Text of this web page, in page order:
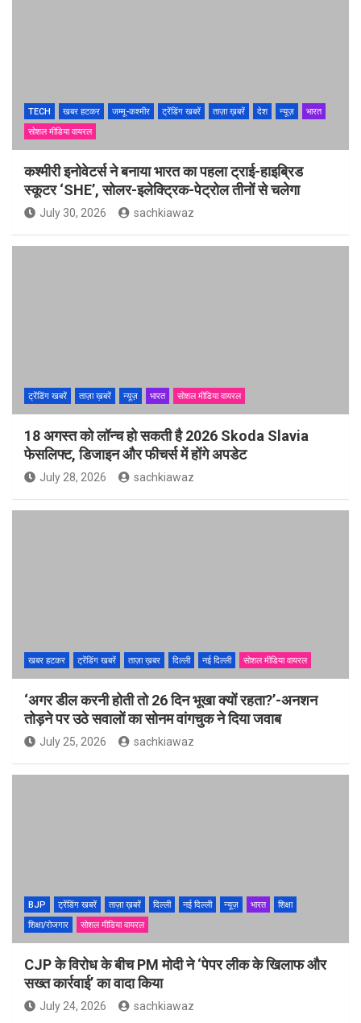
TECH खबर हटकर जम्मू-कश्मीर ट्रेंडिंग खबरें ताज़ा ख़बरें देश न्यूज़
भारत
सोशल मीडिया वायरल
कश्मीरी इनोवेटर्स ने बनाया भारत का पहला ट्राई-हाइब्रिड
स्कूटर ‘SHE’, सोलर-इलेक्ट्रिक-पेट्रोल तीनों से चलेगा
July 30, 2026 sachkiawaz
ट्रेंडिंग खबरें ताज़ा ख़बरें न्यूज़ भारत सोशल मीडिया वायरल
18 अगस्त को लॉन्च हो सकती है 2026 Skoda Slavia
फेसलिफ्ट, डिजाइन और फीचर्स में होंगे अपडेट
July 28, 2026 sachkiawaz
खबर हटकर ट्रेंडिंग खबरें ताज़ा ख़बर दिल्ली नई दिल्ली सोशल मीडिया वायरल
‘अगर डील करनी होती तो 26 दिन भूखा क्यों रहता?’-अनशन
तोड़ने पर उठे सवालों का सोनम वांगचुक ने दिया जवाब
July 25, 2026 sachkiawaz
BJP ट्रेंडिंग खबरें ताज़ा ख़बरें दिल्ली नई दिल्ली न्यूज़ भारत
शिक्षा
शिक्षा/रोजगार
सोशल मीडिया वायरल
CJP के विरोध के बीच PM मोदी ने ‘पेपर लीक के खिलाफ और
सख्त कार्रवाई’ का वादा किया
July 24, 2026 sachkiawaz